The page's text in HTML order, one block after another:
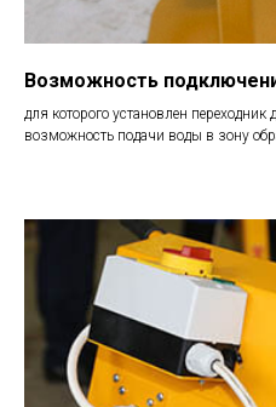
Возможность
для которого установлен
возможность подачи воды в зону